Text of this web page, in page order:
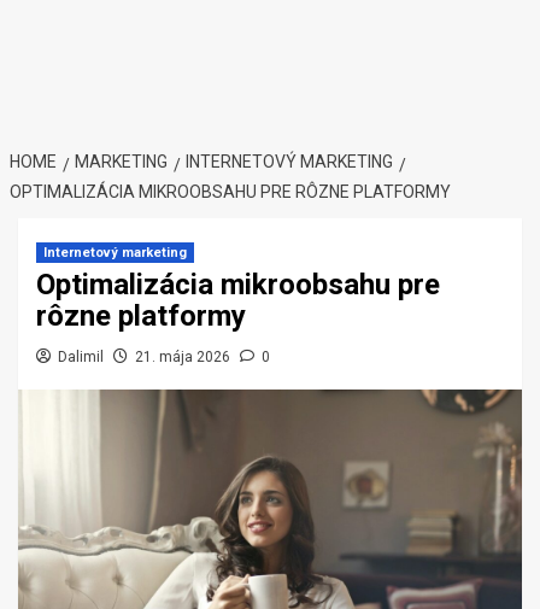
HOME MARKETING
INTERNETOVÝ MARKETING
OPTIMALIZÁCIA MIKROOBSAHU PRE RÔZNE PLATFORMY
Internetový marketing
Optimalizácia mikroobsahu pre
rôzne platformy
Dalimil 21. mája 2026 0